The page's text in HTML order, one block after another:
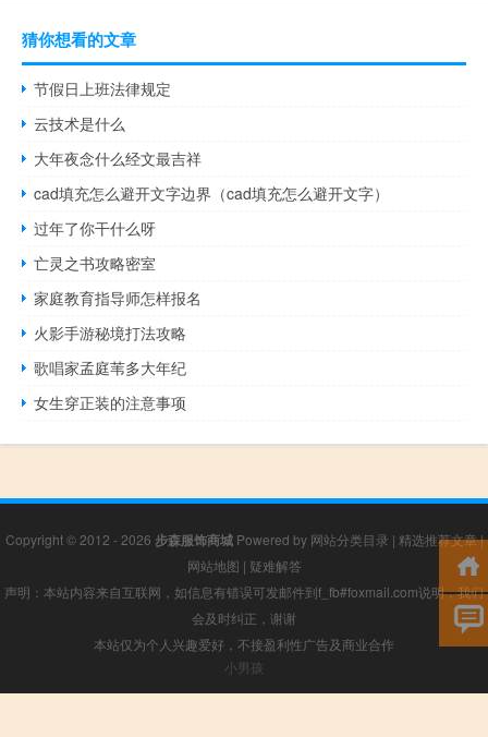
猜你想看的文章
节假日上班法律规定
云技术是什么
大年夜念什么经文最吉祥
cad填充怎么避开文字边界（cad填充怎么避开文字）
过年了你干什么呀
亡灵之书攻略密室
家庭教育指导师怎样报名
火影手游秘境打法攻略
歌唱家孟庭苇多大年纪
女生穿正装的注意事项
Copyright © 2012 - 2026 步森服饰商城Powered by 网站分类目录 | 精选推荐文章|
网站地图 | 疑难解答
声明：本站内容来自互联网，如信息有错误可发邮件到f_fb#foxmail.com说明，我们
会及时纠正，谢谢
本站仅为个人兴趣爱好，不接盈利性广告及商业合作
小男孩